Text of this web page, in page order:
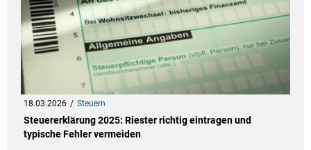
18.03.2026 Steuern
Steuererklärung 2025: Riester richtig eintragen und
typische Fehler vermeiden